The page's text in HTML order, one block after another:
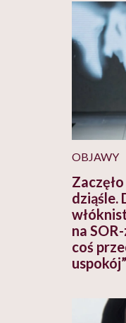
OBJAWY
dziąśle.
na
coś
uspokój”